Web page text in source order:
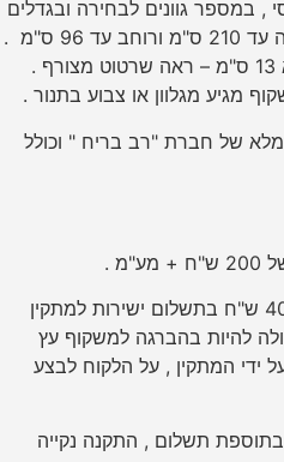
פיויסי , במספר גוונים לבחירה ובגדלים
סטנדרטים . כנף ומשקוף מותאמים לפתח בנייה (פתח נקי ) בגובה עד 210 ס"מ ורוחב עד 96 ס"מ .
המשקוף הוא בחתך 13 ס"מ , כלומר רוחב כללי של המשקוף הוא 13 ס"מ – ראה שרטוט מצורף .
מלא של חברת "רב בריח " וכולל
.
המחיר הוא עבור איסוף עצמי מהמפעל . עלות הובלה והרכבה 400 ש"ח בתשלום ישירות למתקין
להיות בהברגה למשקוף עץ
ידי המתקין , על הלקוח לבצע
תשלום , התקנה נקייה